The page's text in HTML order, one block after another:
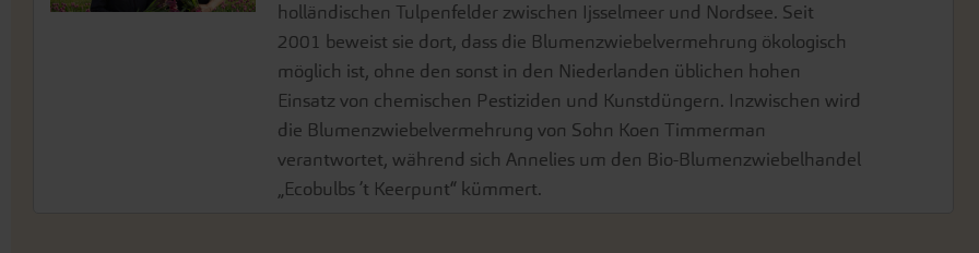
holländischen Tulpenfelder zwischen Ijsselmeer und Nordsee. Seit
2001 beweist sie dort, dass die Blumenzwiebelvermehrung ökologisch
möglich ist, ohne den sonst in den Niederlanden üblichen hohen
Einsatz von chemischen Pestiziden und Kunstdüngern. Inzwischen wird
die Blumenzwiebelvermehrung von Sohn Koen Timmerman
verantwortet, während sich Annelies um den Bio-Blumenzwiebelhandel
„Ecobulbs ’t Keerpunt“ kümmert.